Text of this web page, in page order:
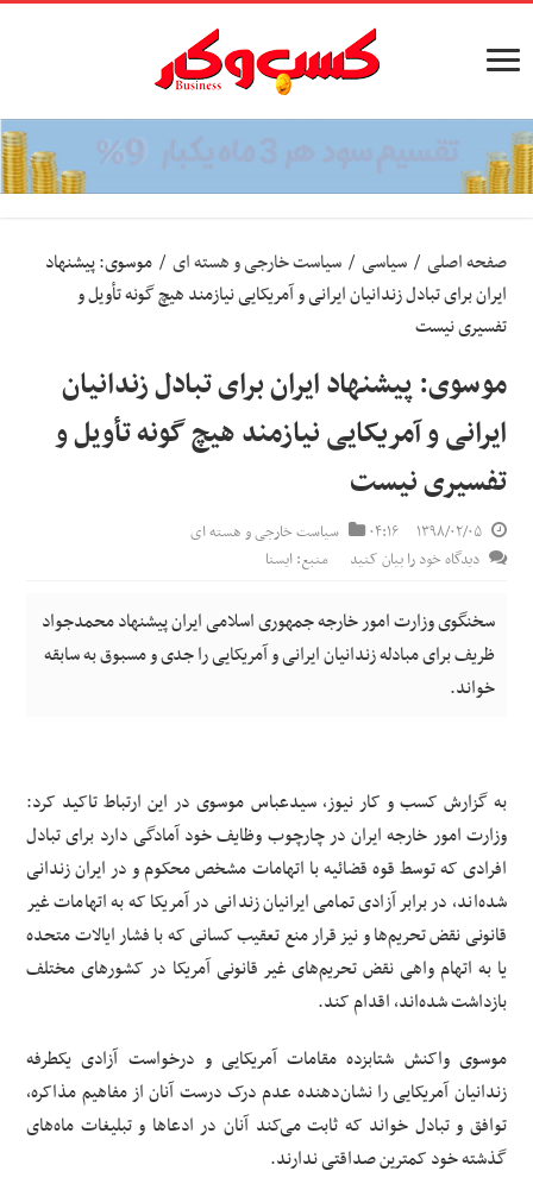
صفحه اصلی / سیاسی / سیاست خارجی و هسته ای / موسوی: پیشنهاد
ایران برای تبادل زندانیان ایرانی و آمریکایی نیازمند هیچ گونه تأویل و
تفسیری نیست
موسوی: پیشنهاد ایران برای تبادل زندانیان
ایرانی و آمریکایی نیازمند هیچ گونه تأویل و
تفسیری نیست
۱۳۹۸/۰۲/۰۵ ۰۴:۱۶
سیاست خارجی و هسته ای
دیدگاه خود را بیان کنید
منبع: ایسنا
سخنگوی وزارت امور خارجه جمهوری اسلامی ایران پیشنهاد محمدجواد
ظریف برای مبادله زندانیان ایرانی و آمریکایی را جدی و مسبوق به سابقه
خواند.
به گزارش کسب و کار نیوز، سیدعباس موسوی در این ارتباط تاکید کرد:
وزارت امور خارجه ایران در چارچوب وظایف خود آمادگی دارد برای تبادل
افرادی که توسط قوه قضائیه با اتهامات مشخص محکوم و در ایران زندانی
شده‌اند، در برابر آزادی تمامی ایرانیان زندانی در آمریکا که به اتهامات غیر
قانونی نقض تحریم‌ها و نیز قرار منع تعقیب کسانی که با فشار ایالات متحده
یا به اتهام واهی نقض تحریم‌های غیر قانونی آمریکا در کشورهای مختلف
بازداشت شده‌اند، اقدام کند.
موسوی واکنش شتابزده مقامات آمریکایی و درخواست آزادی یکطرفه
زندانیان آمریکایی را نشان‌دهنده عدم درک درست آنان از مفاهیم مذاکره،
توافق و تبادل خواند که ثابت می‌کند آنان در ادعاها و تبلیغات ماه‌های
گذشته خود کمترین صداقتی ندارند.